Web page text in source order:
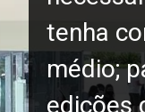
tenha
médio;
edições